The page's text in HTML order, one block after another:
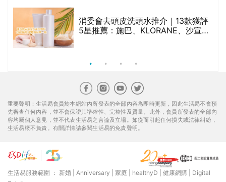
消委會去頭皮洗頭水推介｜13款獲評
5星推薦：施巴、KLORANE、沙宣、
重要聲明：生活易會員於本網站內所發表的全部內容為即時更新，因此生活易不會預
先審查任何內容，並不會保證其準確性、完整性及質量。此外，會員所發表的全部內
容均屬個人意見，並不代表生活易之言論及立場。如從而引起任何損失或法律糾紛，
生活易概不負責。有關詳情請參閱生活易的免責聲明。
生活易服務範圍 ： 新婚 Anniversary 家庭 healthyD 健康網購
Digital